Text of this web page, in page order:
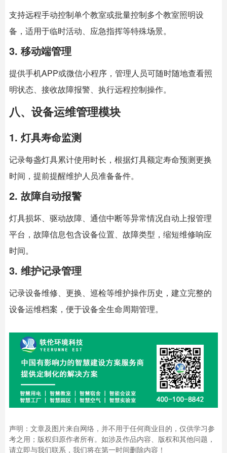
支持远程手动控制单个教室或批量控制多个教室照明设
备，适用于临时活动、应急指挥等特殊场景。
3. 移动端管理
提供手机APP或微信小程序，管理人员可随时随地查看照
明状态、接收故障报警、执行远程控制操作。
八、设备运维管理模块
1. 灯具寿命监测
记录每盏灯具累计使用时长，根据灯具额定寿命预测更换
时间，提前提醒维护人员准备备件。
2. 故障自动报警
灯具损坏、驱动故障、通信中断等异常情况自动上报管理
平台，故障信息包含设备位置、故障类型，缩短维修响应
时间。
3. 维护记录管理
记录设备维修、更换、巡检等维护操作历史，建立完整的
设备运维档案，便于设备全生命周期管理。
声明：文章及图片来自网络，并不用于任何商业目的，仅供学习参
考之用；版权归原作者所有。如涉及作品内容、版权和其他问题，
请立即与我们联系，我们将在第一时间删除内容！